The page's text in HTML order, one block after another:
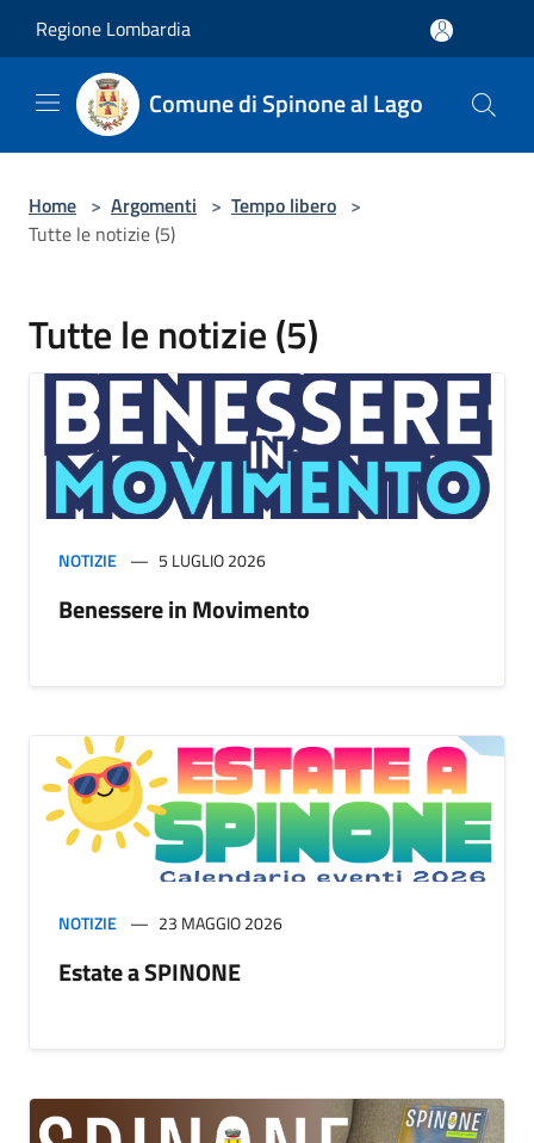
Regione Lombardia
Comune di Spinone al Lago
Home > Argomenti > Tempo libero >
Tutte le notizie (5)
Tutte le notizie (5)
NOTIZIE 5 LUGLIO 2026
Benessere in Movimento
NOTIZIE 23 MAGGIO 2026
Estate a SPINONE